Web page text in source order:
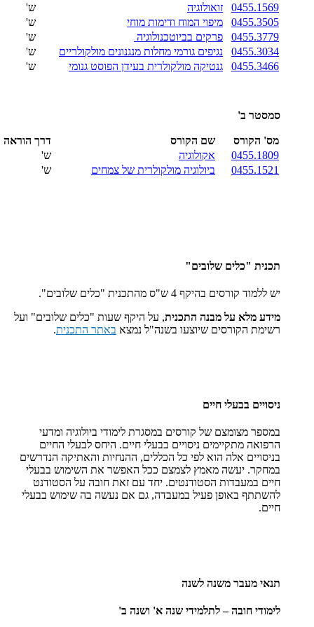
0455.1569
זואולוגיה
ש'
0455.3505
מיפוי המוח ודימות מוחי
ש'
0455.3779
פרקים בביוטכנולוגיה
ש'
0455.3034
נגיפים גורמי מחלות מנגנונים מולקולריים
ש'
0455.3466
גנטיקה מולקולרית בעידן הפוסט גנומי ש'
סמסטר ב'
מס' הקורס שם הקורס
דרך הוראה
0455.1809
אקולוגיה
ש'
0455.1 521 ביולוגיה מולקולרית של צמחים ש'
תכנית "כלים שלובים"
יש ללמוד קורסים בהיקף 4 ש"ס מהתכנית "כלים שלובים".
מידע מלא על מבנה התכנית, על היקף שעות "כלים שלובים" ועל
רשימת הקורסים שיוצעו בשנה"ל נמצא באתר התכנית.
ניסויים בבעלי חיים
במספר מצומצם של קורסים במסגרת לימודי ביולוגיה ומדעי
הרפואה מתקיימים ניסויים בבעלי חיים. היחס לבעלי החיים
בניסויים אלה הוא לפי כל הכללים, ההנחיות והאתיקה הנדרשים
במחקר. יעשה מאמץ לצמצם ככל האפשר את השימוש בבעלי
חיים במעבדות הסטודנטים. יחד עם זאת חובה על הסטודנט
להשתתף באופן פעיל במעבדה, גם אם נעשה בה שימוש בבעלי
חיים.
תנאי מעבר משנה לשנה
לימודי חובה–לתלמידי שנה א' ושנה ב'